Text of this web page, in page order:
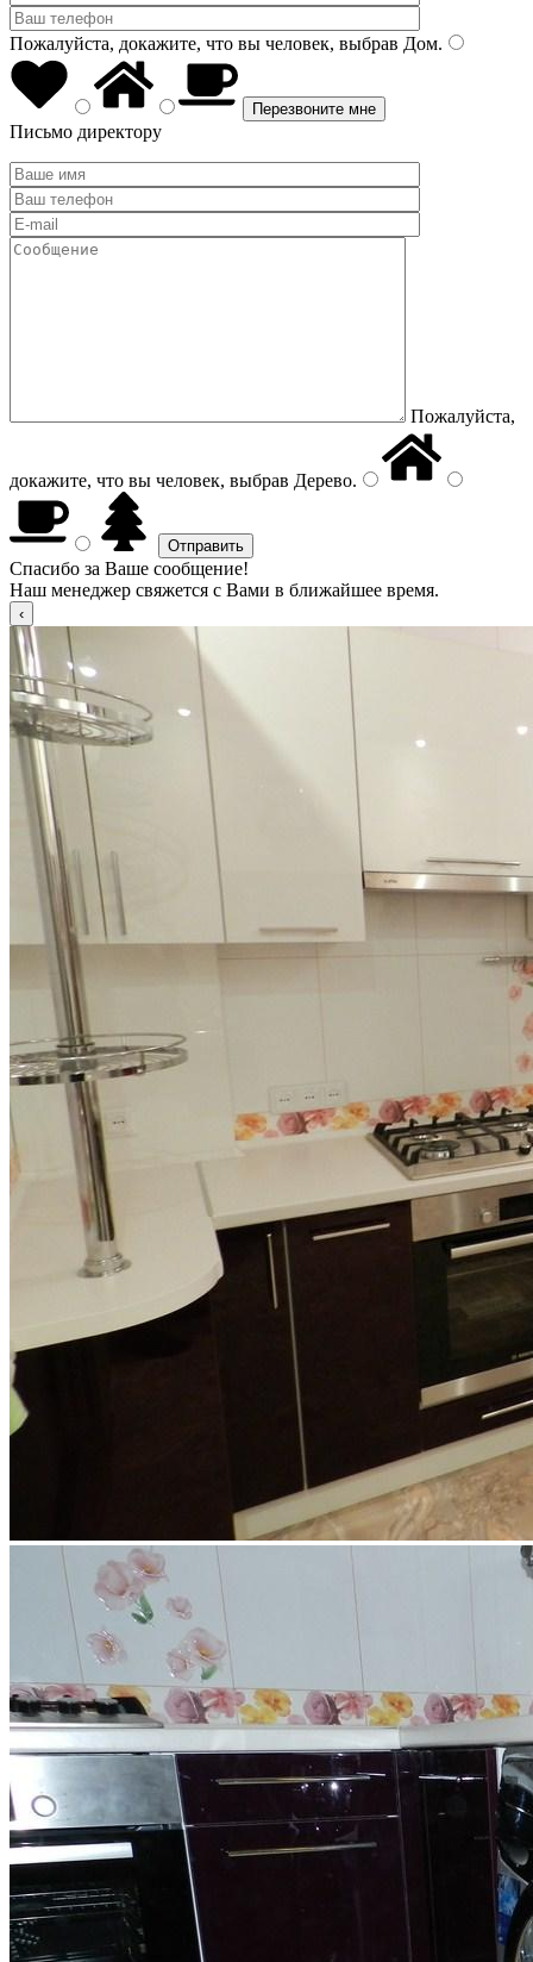
Пожалуйста, докажите, что вы человек, выбрав Дом.
Письмо директору
Пожалуйста,
докажите, что вы человек, выбрав Дерево.
Спасибо за Ваше сообщение!
Наш менеджер свяжется с Вами в ближайшее время.